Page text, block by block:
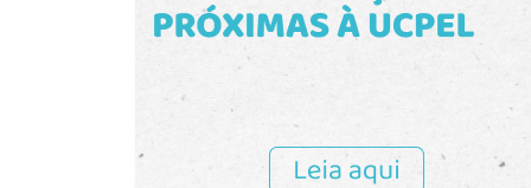
moradores Salão de festas ideal para
confraternizações e eventos especiais
Academia equipada para mais conforto
e qualidade de vida sem sair de casa
Localização: Situado no Centro de
Pelotas, em uma região privilegiada,